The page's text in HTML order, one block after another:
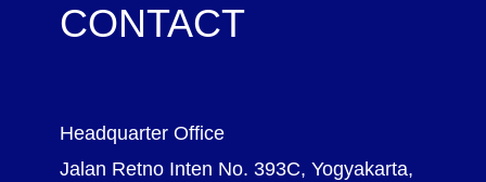
CONTACT
Headquarter Office
Jalan Retno Inten No. 393C, Yogyakarta,